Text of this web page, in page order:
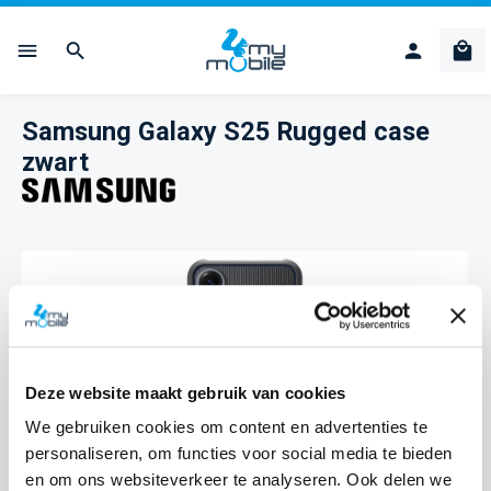
Deze website maakt gebruik van cookies
We gebruiken cookies om content en advertenties te
personaliseren, om functies voor social media te bieden
en om ons websiteverkeer te analyseren. Ook delen we
Samsung Galaxy S25 Rugged case
zwart
Afbeeldingengalerij overslaan